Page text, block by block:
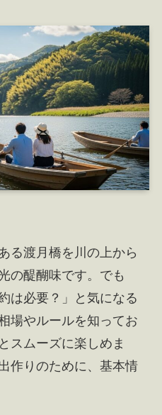
る渡月橋を川の上から
の醍醐味です。でも
は必要？」と気になる
場やルールを知ってお
スムーズに楽しめま
作りのために、基本情